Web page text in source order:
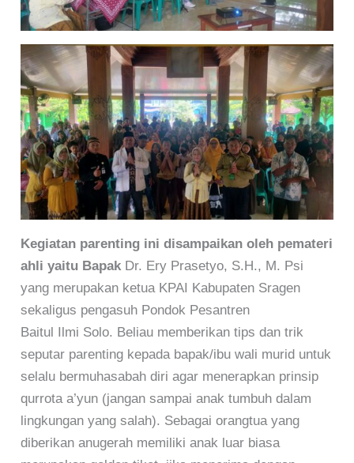
Kegiatan parenting ini disampaikan oleh pemateri
ahli yaitu Bapak Dr. Ery Prasetyo, S.H., M. Psi
yang merupakan ketua KPAI Kabupaten Sragen
sekaligus pengasuh Pondok Pesantren
Baitul Ilmi Solo. Beliau memberikan tips dan trik
seputar parenting kepada bapak/ibu wali murid untuk
selalu bermuhasabah diri agar menerapkan prinsip
qurrota a’yun (jangan sampai anak tumbuh dalam
lingkungan yang salah). Sebagai orangtua yang
diberikan anugerah memiliki anak luar biasa